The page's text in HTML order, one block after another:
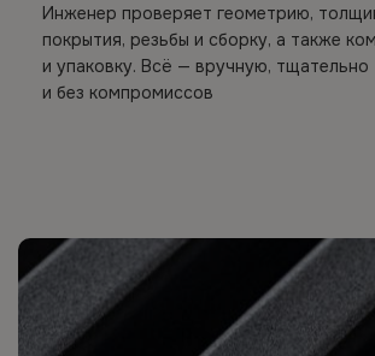
Инженер проверяет геометрию,
покрытия, резьбы и сборку, а также
и упаковку. Всё — вручную, тщательно
и без компромиссов